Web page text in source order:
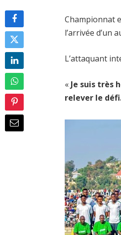
Championnat
l’arrivée d’un
L’attaquant
« Je suis très
relever le